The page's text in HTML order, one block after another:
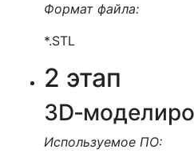
Формат файла:
*.STL
2 этап
Используемое ПО: